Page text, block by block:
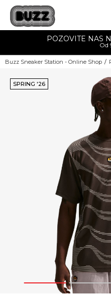
POZOVITE NAS
Od
Buzz Sneaker Station - Online Shop
1 2
SPRING '26